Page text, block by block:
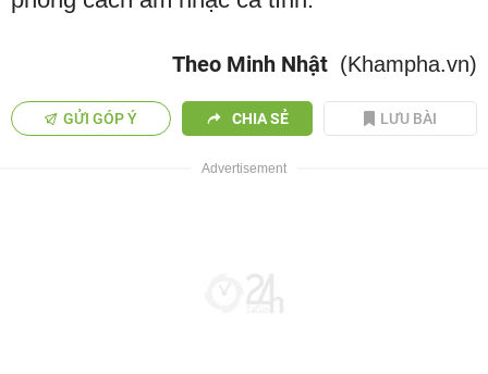
Theo Minh Nhật (Khampha.vn)
GỬI GÓP Ý CHIA SẺ LƯU BÀI